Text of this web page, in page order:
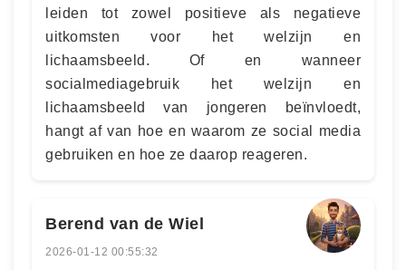
leiden tot zowel positieve als negatieve
uitkomsten voor het welzijn en
lichaamsbeeld. Of en wanneer
socialmediagebruik het welzijn en
lichaamsbeeld van jongeren beïnvloedt,
hangt af van hoe en waarom ze social media
gebruiken en hoe ze daarop reageren.
Berend van de Wiel
2026-01-12 00:55:32